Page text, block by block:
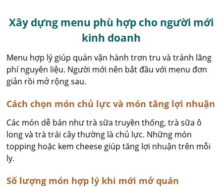
Xây dựng menu phù hợp cho người mới
kinh doanh
Menu hợp lý giúp quán vận hành trơn tru và tránh lãng
phí nguyên liệu. Người mới nên bắt đầu với menu đơn
giản rồi mở rộng sau.
Cách chọn món chủ lực và món tăng lợi nhuận
Các món dễ bán như trà sữa truyền thống, trà sữa ô
long và trà trái cây thường là chủ lực. Những món
topping hoặc kem cheese giúp tăng lợi nhuận trên mỗi
ly.
Số lượng món hợp lý khi mới mở quán